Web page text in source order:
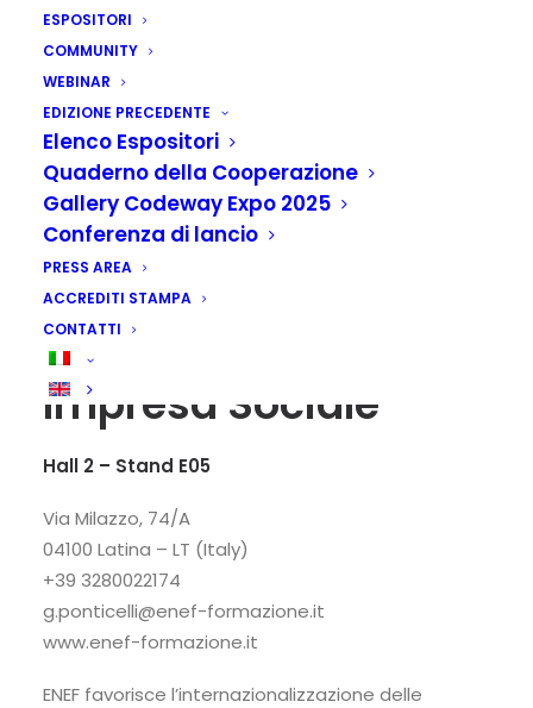
ESPOSITORI
COMMUNITY
WEBINAR
EDIZIONE PRECEDENTE
Elenco Espositori
Quaderno della Cooperazione
Gallery Codeway Expo 2025
Conferenza di lancio
PRESS AREA
ACCREDITI STAMPA
CONTATTI
Fondazione ENEF
Impresa Sociale
Hall 2 – Stand E05
Via Milazzo, 74/A
04100 Latina – LT (Italy)
+39 3280022174
g.ponticelli@enef-formazione.it
www.enef-formazione.it
ENEF favorisce l’internazionalizzazione delle